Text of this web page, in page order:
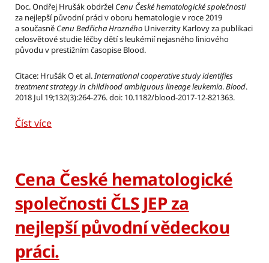
Doc. Ondřej Hrušák obdržel Cenu České hematologické společnosti
za nejlepší původní práci v oboru hematologie v roce 2019
a současně Cenu Bedřicha Hrozného Univerzity Karlovy za publikaci
celosvětové studie léčby dětí s leukémií nejasného liniového
původu v prestižním časopise Blood.
Citace: Hrušák O et al. International cooperative study identifies
treatment strategy in childhood ambiguous lineage leukemia.Blood.
2018 Jul 19;132(3):264-276. doi: 10.1182/blood-2017-12-821363.
Číst více
Cena České hematologické
společnosti ČLS JEP za
nejlepší původní vědeckou
práci.